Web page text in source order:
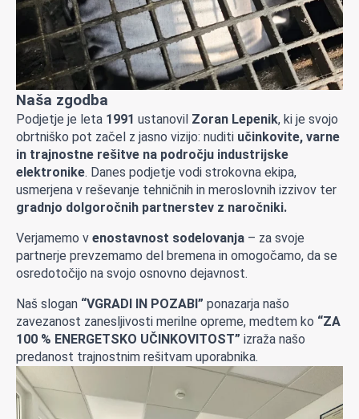
Naša zgodba
Podjetje je leta 1991 ustanovil Zoran Lepenik, ki je svojo
obrtniško pot začel z jasno vizijo: nuditi učinkovite, varne
in trajnostne rešitve na področju industrijske
elektronike. Danes podjetje vodi strokovna ekipa,
usmerjena v reševanje tehničnih in meroslovnih izzivov ter
gradnjo dolgoročnih partnerstev z naročniki.
Verjamemo v enostavnost sodelovanja – za svoje
partnerje prevzemamo del bremena in omogočamo, da se
osredotočijo na svojo osnovno dejavnost.
Naš slogan “VGRADI IN POZABI” ponazarja našo
zavezanost zanesljivosti merilne opreme, medtem ko “ZA
100 % ENERGETSKO UČINKOVITOST” izraža našo
predanost trajnostnim rešitvam uporabnika.